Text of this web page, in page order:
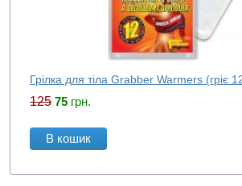
Грілка для тіла Grabber Warmers (гріє
125 75 грн.
В кошик